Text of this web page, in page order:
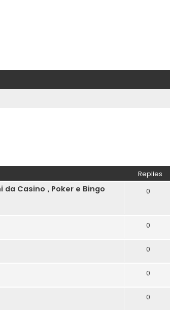
Replies
da Casino , Poker e Bingo
0
0
0
0
0